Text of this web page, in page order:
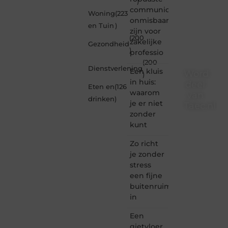
Woning
en Tuin
(223
)
Gezondheid
(200
)
Dienstverlening
(200
)
Eten en
drinken
(126
)
communicatiemiddelen
onmisbaar
zijn voor
zakelijke
professio
Een kluis
in huis:
waarom
je er niet
zonder
kunt
Zo richt
je zonder
stress
een fijne
buitenruimte
in
Een